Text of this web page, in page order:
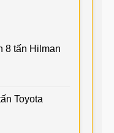
8 tấn Hilman
Toyota